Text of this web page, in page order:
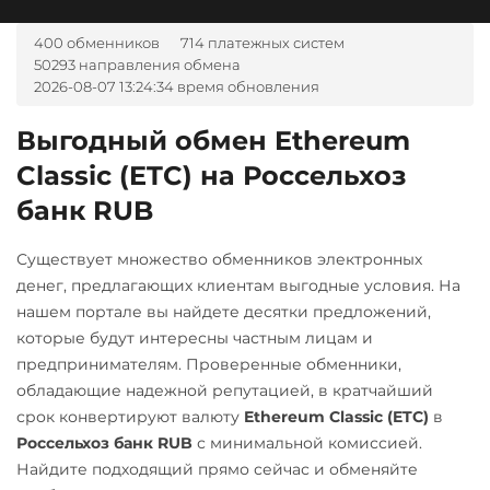
Qtum
Ravencoin (RVN)
Ripple (XRP)
Shib
ERC20 BEP20
Solana (SOL)
Starknet (STRK)
Stellar (XLM)
Sui
Terra (LUNA)
Terra Classic (LUNC)
Tether (USDT)
ОТП Банк
UAH
Почта Банк RUB
Приват24
UAH
Промсвязьбанк RUB
ПУМБ UAH
Райффайзен
RUB UAH
РНКБ RUB
Росбанк RUB
Русский Стандарт RUB
Maker (MKR)
NEO
Notcoin (NOT)
Optimism (OP)
PancakeSwap (CAKE)
Pax Dollar (USDP)
ERC20
Pepe
Pol (ex-MATIC)
RUB CASH-IN RUB
Газпромбанк RUB
Евразийский Банк KZT
Карта UZCARD UZS
Карта МИР RUB
Любой банк
USD RUB EUR
UAH
KZT
GBP CNY
THB
JPY
TRY BYN
CAD
AMD
PLN INR
400 обменников
714 платежных систем
50293 направления обмена
2026-08-07 13:24:34 время обновления
Выгодный обмен Ethereum
Classic (ETC) на Россельхоз
банк RUB
Существует множество обменников электронных
денег, предлагающих клиентам выгодные условия. На
нашем портале вы найдете десятки предложений,
которые будут интересны частным лицам и
предпринимателям. Проверенные обменники,
обладающие надежной репутацией, в кратчайший
срок конвертируют валюту Ethereum Classic (ETC) в
Россельхоз банк RUB с минимальной комиссией.
Найдите подходящий прямо сейчас и обменяйте